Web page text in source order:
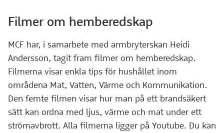
Filmer om hemberedskap
MCF har, i samarbete med armbryterskan Heidi
Andersson, tagit fram filmer om hemberedskap.
Filmerna visar enkla tips för hushållet inom
områdena Mat, Vatten, Värme och Kommunikation.
Den femte filmen visar hur man på ett brandsäkert
sätt kan ordna med ljus, värme och mat under ett
strömavbrott. Alla filmerna ligger på Youtube. Du kan